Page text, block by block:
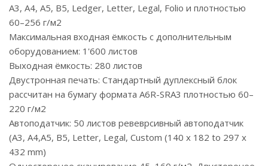
A3, A4, A5, B5, Ledger, Letter, Legal, Folio и плотностью
60–256 г/м2
Максимальная входная ёмкость с дополнительным
оборудованием: 1'600 листов
Выходная ёмкость: 280 листов
Двустронная печать: Стандартный дуплексный блок
рассчитан на бумагу формата А6R-SRА3 плотностью 60–
220 г/м2
Автоподатчик: 50 листов ревеврсивный автоподатчик
(A3, A4,A5, B5, Letter, Legal, Custom (140 x 182 to 297 x
432 mm)